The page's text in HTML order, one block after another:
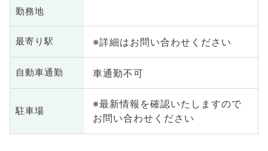
勤務地
最寄り駅 ※詳細はお問い合わせください
自動車通勤 車通勤不可
駐車場
※最新情報を確認いたしますので
お問い合わせください